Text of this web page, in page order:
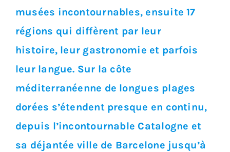
musées incontournables, ensuite 17
régions qui diffèrent par leur
histoire, leur gastronomie et parfois
leur langue. Sur la côte
méditerranéenne de longues plages
dorées s’étendent presque en continu,
depuis l’incontournable Catalogne et
sa déjantée ville de Barcelone jusqu’à